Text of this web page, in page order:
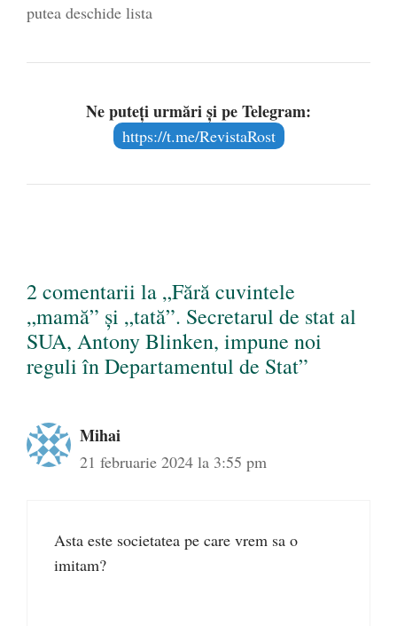
putea deschide lista
Ne puteți urmări și pe Telegram:
https://t.me/RevistaRost
2 comentarii la „Fără cuvintele
„mamă” și „tată”. Secretarul de stat al
SUA, Antony Blinken, impune noi
reguli în Departamentul de Stat”
Mihai
21 februarie 2024 la 3:55 pm
Asta este societatea pe care vrem sa o
imitam?